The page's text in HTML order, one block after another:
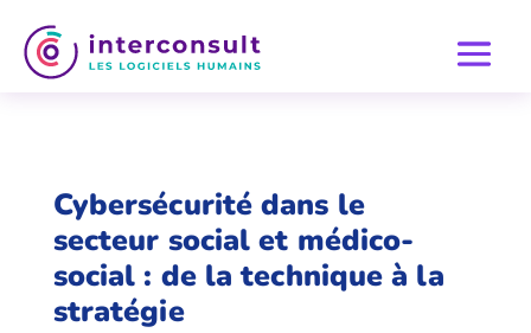
Cybersécurité dans le
secteur social et médico-
social : de la technique à la
stratégie